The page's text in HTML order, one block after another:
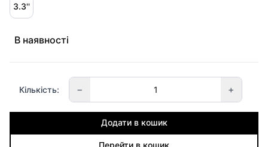
3.3''
В наявності
Кількість: − +
Додати в кошик
Перейти в кошик